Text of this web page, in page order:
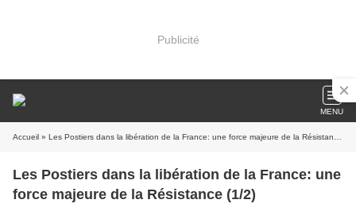
Publicité
MENU
Accueil » Les Postiers dans la libération de la France: une force majeure de la Résistance (1/2)
Les Postiers dans la libération de la France: une
force majeure de la Résistance (1/2)